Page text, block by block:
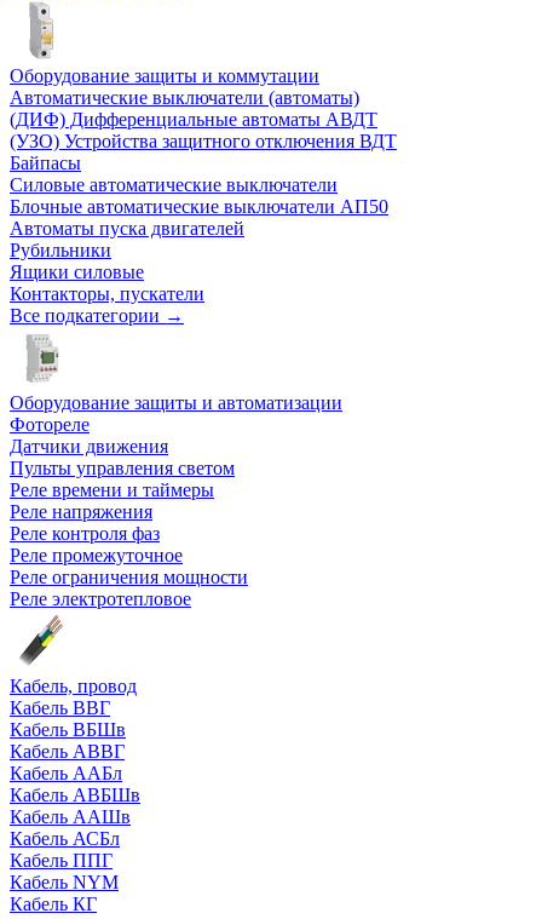
Оборудование защиты и коммутации
Автоматические выключатели (автоматы)
(ДИФ) Дифференциальные автоматы АВДТ
(УЗО) Устройства защитного отключения ВДТ
Байпасы
Силовые автоматические выключатели
Блочные автоматические выключатели АП50
Автоматы пуска двигателей
Рубильники
Ящики силовые
Контакторы, пускатели
Все подкатегории →
Оборудование защиты и автоматизации
Фотореле
Датчики движения
Пульты управления светом
Реле времени и таймеры
Реле напряжения
Реле контроля фаз
Реле промежуточное
Реле ограничения мощности
Реле электротепловое
Кабель, провод
Кабель ВВГ
Кабель ВБШв
Кабель АВВГ
Кабель ААБл
Кабель АВБШв
Кабель ААШв
Кабель АСБл
Кабель ППГ
Кабель NYM
Кабель КГ